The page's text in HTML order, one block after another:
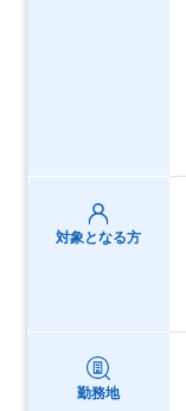
対象となる方
勤務地